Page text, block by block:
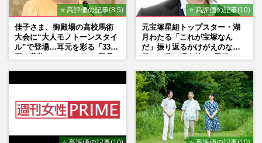
⭐ 高評価の記事(8.5)
佳子さま、御殿場の高校馬術
大会に“大人モノトーンスタイ
ル”で登場…耳元を彩る「3300
⭐ 高評価の記事(10)
元宝塚星組トップスター・湖
月わたる「これが宝塚なん
だ」振り返るかけがえのない